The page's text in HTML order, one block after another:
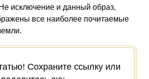
исключение и данный образ,
все наиболее почитаемые
Сохраните ссылку или